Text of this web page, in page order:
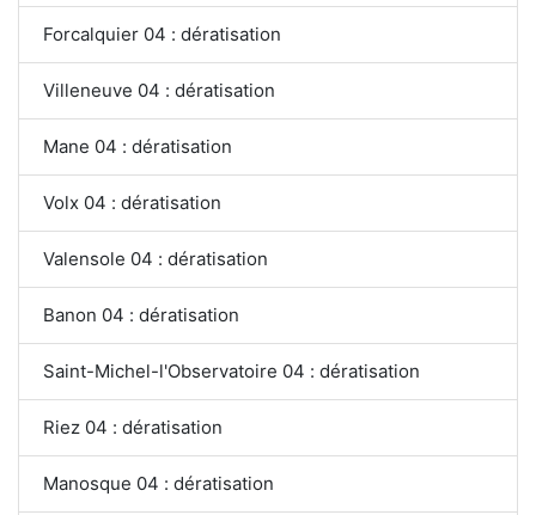
Forcalquier 04 : dératisation
Villeneuve 04 : dératisation
Mane 04 : dératisation
Volx 04 : dératisation
Valensole 04 : dératisation
Banon 04 : dératisation
Saint-Michel-l'Observatoire 04 : dératisation
Riez 04 : dératisation
Manosque 04 : dératisation